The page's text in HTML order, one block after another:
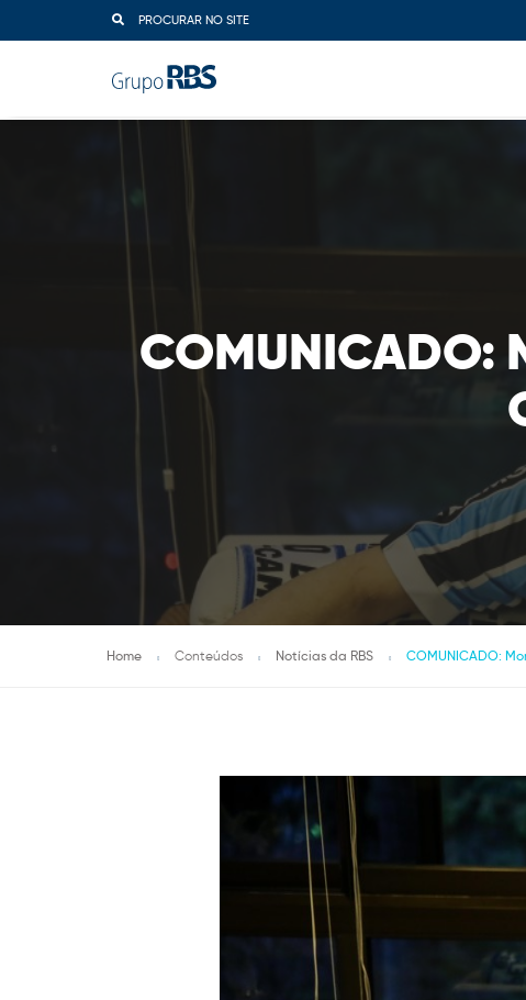
PROCURAR NO SITE
Home Conteúdos Notícias da RBS COMUNICADO: